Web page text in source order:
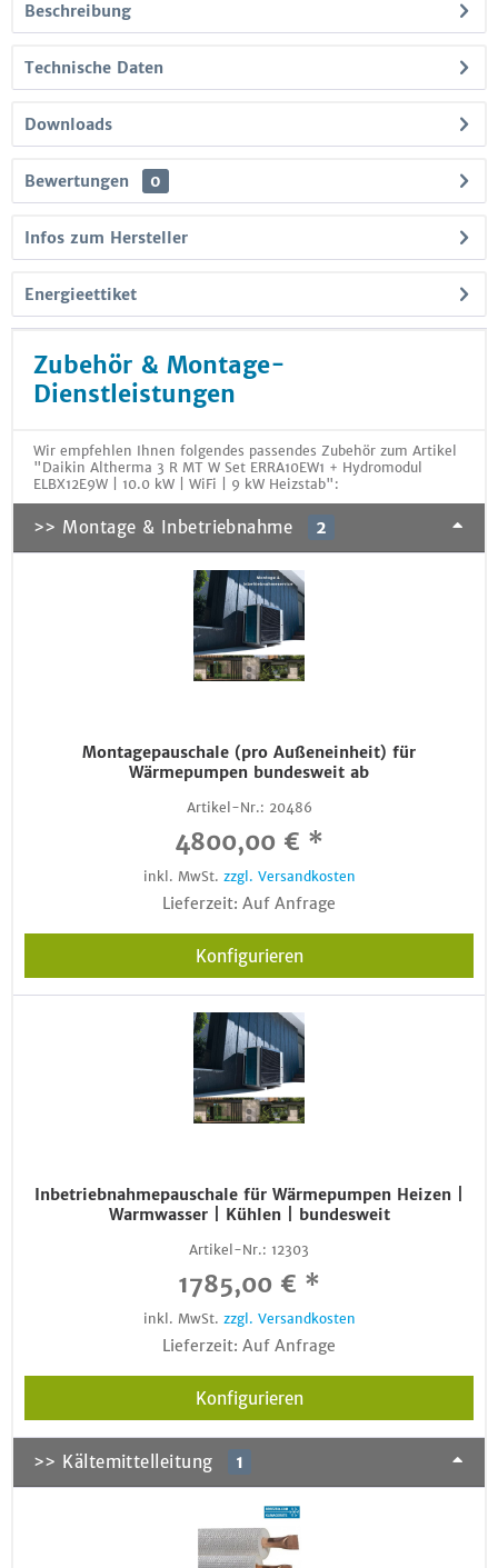
Beschreibung
Technische Daten
Downloads
Bewertungen 0
Infos zum Hersteller
Energieettiket
Zubehör & Montage-
Dienstleistungen
Wir empfehlen Ihnen folgendes passendes Zubehör zum Artikel
"Daikin Altherma 3 R MT W Set ERRA10EW1 + Hydromodul
ELBX12E9W | 10.0 kW | WiFi | 9 kW Heizstab":
>> Montage & Inbetriebnahme 2
Montagepauschale (pro Außeneinheit) für
Wärmepumpen bundesweit ab
Artikel-Nr.: 20486
4800,00 € *
inkl. MwSt. zzgl. Versandkosten
Lieferzeit: Auf Anfrage
Konfigurieren
Inbetriebnahmepauschale für Wärmepumpen Heizen |
Warmwasser | Kühlen | bundesweit
Artikel-Nr.: 12303
1785,00 € *
inkl. MwSt. zzgl. Versandkosten
Lieferzeit: Auf Anfrage
Konfigurieren
>> Kältemittelleitung 1